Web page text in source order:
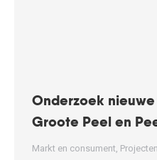
Onderzoek
Groote Peel en
Markt en consument, Projecten